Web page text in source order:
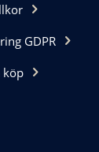
GDPR
köp